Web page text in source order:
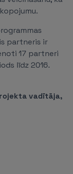
partneris ir
17 partneri
līdz 2016.
vadītāja,